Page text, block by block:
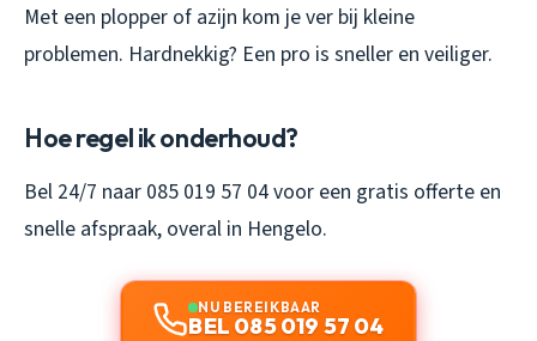
Met een plopper of azijn kom je ver bij kleine
problemen. Hardnekkig? Een pro is sneller en veiliger.
Hoe regel ik onderhoud?
Bel 24/7 naar 085 019 57 04 voor een gratis offerte en
snelle afspraak, overal in Hengelo.
NU BEREIKBAAR
BEL 085 019 57 04